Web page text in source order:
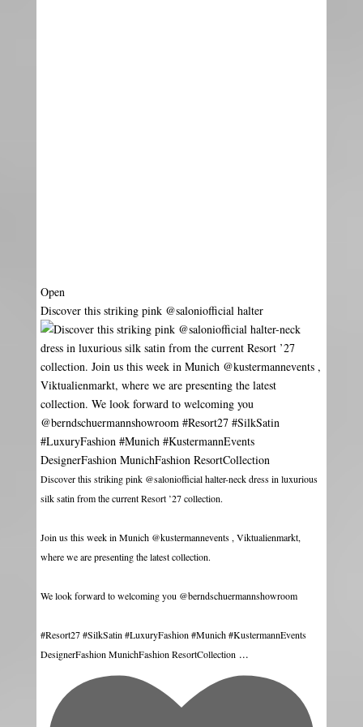
Open
Discover this striking pink @saloniofficial halter
Discover this striking pink @saloniofficial halter-neck dress in luxurious
silk satin from the current Resort ’27 collection.
Join us this week in Munich @kustermannevents , Viktualienmarkt,
where we are presenting the latest collection.
We look forward to welcoming you @berndschuermannshowroom
#Resort27 #SilkSatin #LuxuryFashion #Munich #KustermannEvents
DesignerFashion MunichFashion ResortCollection ...